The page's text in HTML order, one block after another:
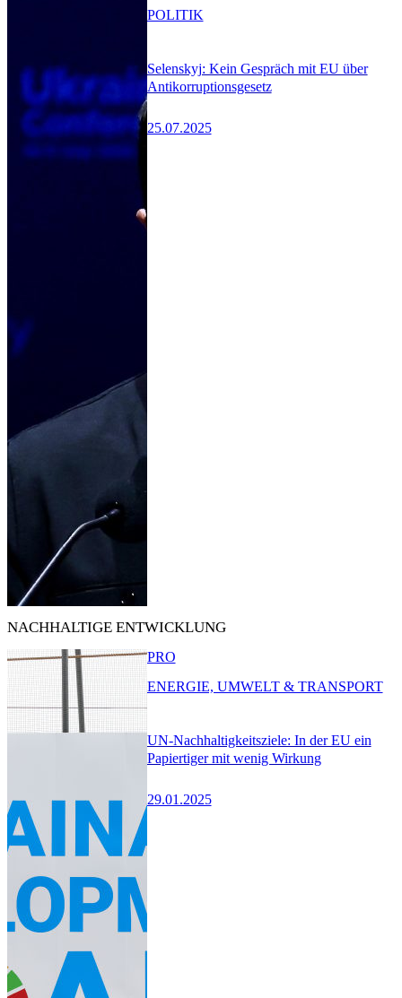
Selenskyj: Kein Gespräch mit EU über
Antikorruptionsgesetz
25.07.2025
POLITIK
NACHHALTIGE ENTWICKLUNG
UN-Nachhaltigkeitsziele: In der EU ein
Papiertiger mit wenig Wirkung
29.01.2025
PRO
ENERGIE, UMWELT & TRANSPORT